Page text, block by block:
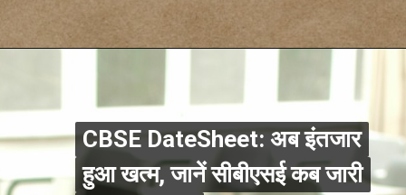
CBSE DateSheet: अब इंतजार
हुआ खत्म, जानें सीबीएसई कब जारी
CBSE DateSheet: अब इंतजार
हुआ खत्म, जानें सीबीएसई कब जारी